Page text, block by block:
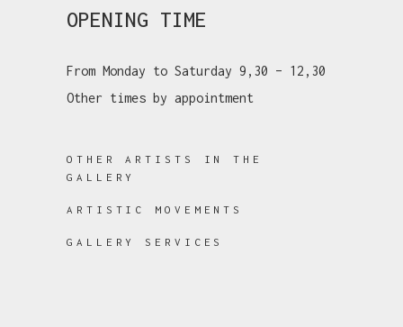
OPENING TIME
From Monday to Saturday 9,30 – 12,30
Other times by appointment
OTHER ARTISTS IN THE
GALLERY
ARTISTIC MOVEMENTS
GALLERY SERVICES